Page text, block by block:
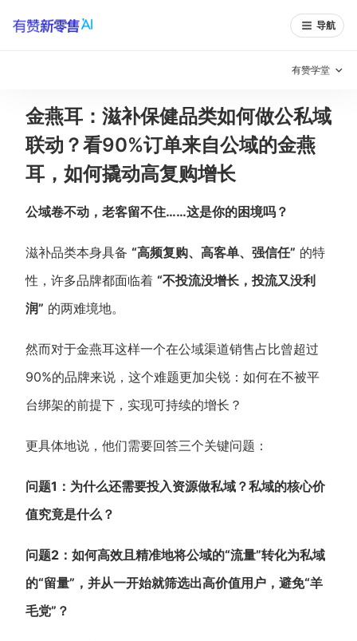
导航
有赞学堂
有赞说增长
私域日历 增长方法
有赞春季发布会
新零售大会
新零售私享会 门店经营增长公开课
AllValue 战略合作
增长产品指南
智库 产品场景库
产品更新动态
行业洞察
金燕耳：滋补保健品类如何做公私域
联动？看90%订单来自公域的金燕
耳，如何撬动高复购增长
公域卷不动，老客留不住……这是你的困境吗？
滋补品类本身具备 “高频复购、高客单、强信任” 的特
性，许多品牌都面临着 “不投流没增长，投流又没利
润” 的两难境地。
然而对于金燕耳这样一个在公域渠道销售占比曾超过
90%的品牌来说，这个难题更加尖锐：如何在不被平
台绑架的前提下，实现可持续的增长？
更具体地说，他们需要回答三个关键问题：
问题1：为什么还需要投入资源做私域？私域的核心价
值究竟是什么？
问题2：如何高效且精准地将公域的“流量”转化为私域
的“留量”，并从一开始就筛选出高价值用户，避免“羊
毛党”？